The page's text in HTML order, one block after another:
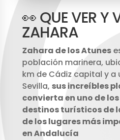
👀 QUE VER Y
ZAHARA
Zahara de los Atunes
población marinera,
km de Cádiz capital y a
Sevilla, sus increíbles
convierta en uno de
destinos turísticos de
de los lugares más
en Andalucía